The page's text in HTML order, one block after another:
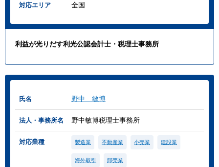
対応エリア 全国
利益が光りだす利光公認会計士・税理士事務所
氏名 野中 敏博
法人・事務所名 野中敏博税理士事務所
対応業種 製造業 不動産業 小売業 建設業
海外取引 卸売業